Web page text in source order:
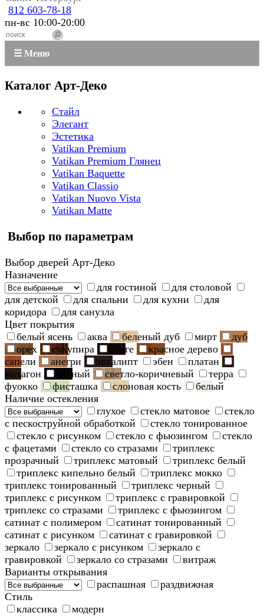
812 603-78-18
пн-вс 10:00-20:00
☰ Меню
Каталог Арт-Деко
Стайл
Элегант
Эстетика
Vatikan Premium
Vatikan Premium Глянец
Vatikan Baquette
Vatikan Classio
Vatikan Nuovo Vista
Vatikan Matte
Выбор по параметрам
Выбор дверей Арт-Деко
Назначение
для гостиной
для столовой
для детской
для спальни для кухни
для
коридора
для санузла
Цвет покрытия
белый ясень
аква беленый дуб мирт
дуб
орех
сукупира венге
красное дерево
сапели
анегри эвкалипт эбен
платан
махагон
черный светло-коричневый
терра
фуокко
фисташка слоновая кость
белый
Наличие остекления
глухое
стекло матовое
стекло
с пескоструйной обработкой
стекло тонированное
стекло с рисунком
стекло с фьюзингом
стекло
с фацетами
стекло со стразами
триплекс
прозрачный
триплекс матовый
триплекс белый
триплекс кипельно белый
триплекс мокко
триплекс тонированный
триплекс черный
триплекс с рисунком
триплекс с гравировкой
триплекс со стразами
триплекс с фьюзингом
сатинат с полимером
сатинат тонированный
сатинат с рисунком
сатинат с гравировкой
зеркало
зеркало с рисунком
зеркало с
гравировкой
зеркало со стразами
витраж
Варианты открывания
распашная
раздвижная
Стиль
классика
модерн